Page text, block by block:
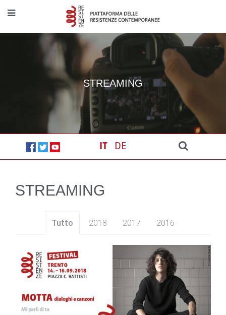
STREAMING
IT DE
STREAMING
Tutto 2018 2017 2016